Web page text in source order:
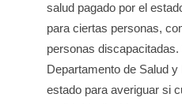
salud pagado por el
para ciertas personas,
personas
Departamento de Salud
estado para averiguar si